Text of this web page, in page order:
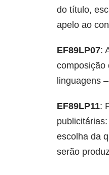
do título,
apelo ao
EF89LP07:
composição
linguagens
EF89LP11:
escolha da
serão